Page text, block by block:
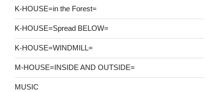
K-HOUSE=in the Forest=
K-HOUSE=Spread BELOW=
K-HOUSE=WINDMILL=
M-HOUSE=INSIDE AND OUTSIDE=
MUSIC